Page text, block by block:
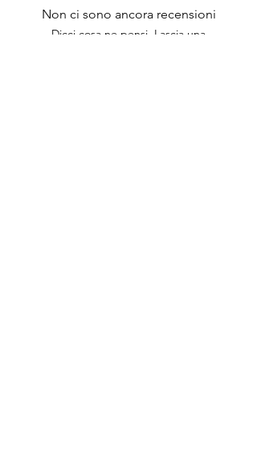
Non ci sono ancora recensioni
Dicci cosa ne pensi. Lascia una